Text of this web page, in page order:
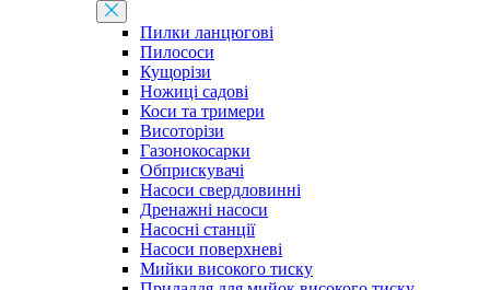
Пилки ланцюгові
Пилососи
Кущорізи
Ножиці садові
Коси та тримери
Висоторізи
Газонокосарки
Обприскувачі
Насоси свердловинні
Дренажні насоси
Насосні станції
Насоси поверхневі
Мийки високого тиску